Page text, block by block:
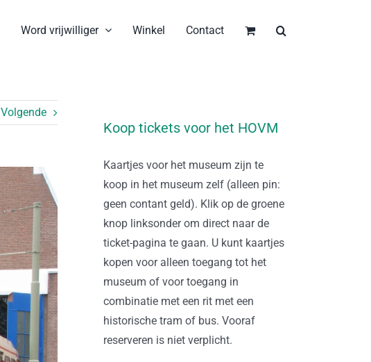
Word vrijwilliger Winkel Contact
Volgende
Koop tickets voor het HOVM
Kaartjes voor het museum zijn te
koop in het museum zelf (alleen pin:
geen contant geld). Klik op de groene
knop linksonder om direct naar de
ticket-pagina te gaan. U kunt kaartjes
kopen voor alleen toegang tot het
museum of voor toegang in
combinatie met een rit met een
historische tram of bus. Vooraf
reserveren is niet verplicht.